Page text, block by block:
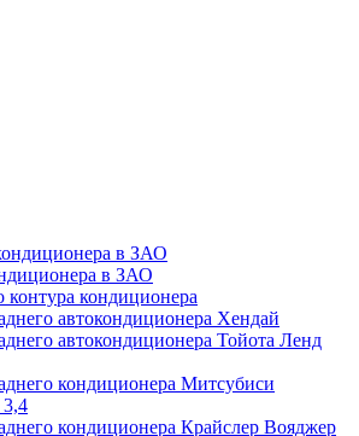
в ЗАО
в ЗАО
контура кондиционера
автокондиционера Хендай
автокондиционера Тойота Ленд
кондиционера Митсубиси
кондиционера Крайслер Вояджер